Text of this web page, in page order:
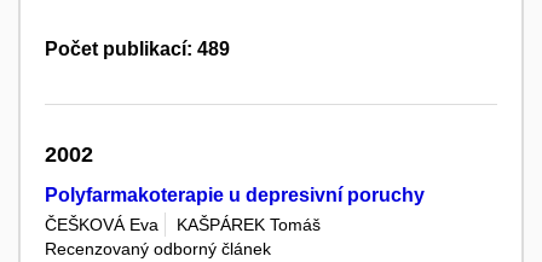
Počet publikací: 489
2002
Polyfarmakoterapie u depresivní poruchy
ČEŠKOVÁ Eva
KAŠPÁREK Tomáš
Recenzovaný odborný článek